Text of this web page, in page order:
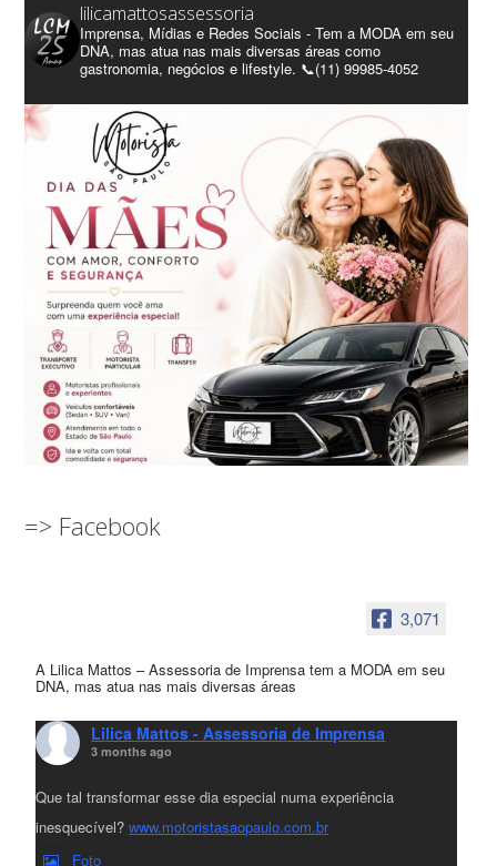
lilicamattosassessoria
Imprensa, Mídias e Redes Sociais - Tem a MODA em seu
DNA, mas atua nas mais diversas áreas como
gastronomia, negócios e lifestyle. 📞(11) 99985-4052
=> Facebook
3,071
A Lilica Mattos – Assessoria de Imprensa tem a MODA em seu
DNA, mas atua nas mais diversas áreas
Lilica Mattos - Assessoria de Imprensa
3 months ago
Que tal transformar esse dia especial numa experiência
inesquecível?www.motoristasaopaulo.com.br
Foto